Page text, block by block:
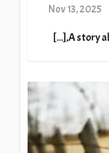
Nov 13, 2025
A story